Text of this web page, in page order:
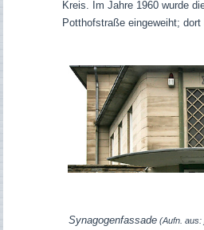
Kreis. Im Jahre 1960 wurde
Potthofstraße eingeweiht;
Synagogenfassade (Aufn. aus: